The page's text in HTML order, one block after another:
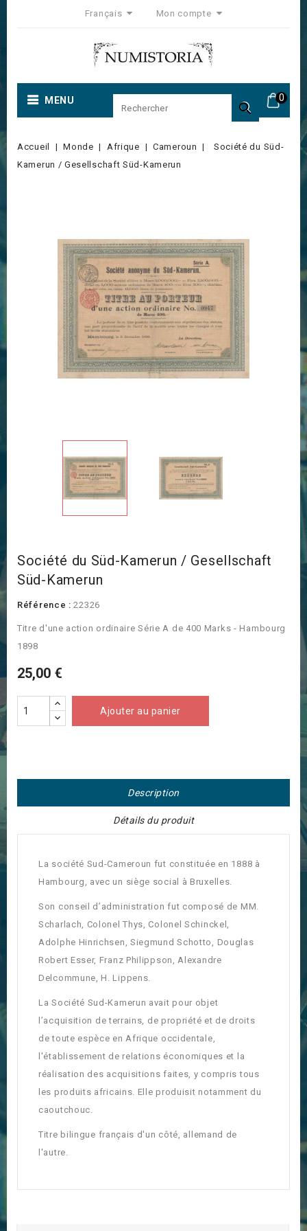
Français Mon compte
0
MENU 
Accueil Monde Afrique Cameroun
Société du Süd-
Kamerun / Gesellschaft Süd-Kamerun
Société du Süd-Kamerun / Gesellschaft
Süd-Kamerun
Référence : 22326
Titre d'une action ordinaire Série A de 400 Marks - Hambourg
1898
25,00 €
Ajouter au panier
Description
Détails du produit
La société Sud-Cameroun fut constituée en 1888 à
Hambourg, avec un siège social à Bruxelles.
Son conseil d’administration fut composé de MM.
Scharlach, Colonel Thys, Colonel Schinckel,
Adolphe Hinrichsen, Siegmund Schotto, Douglas
Robert Esser, Franz Philippson, Alexandre
Delcommune, H. Lippens.
La Société Sud-Kamerun avait pour objet
l’acquisition de terrains, de propriété et de droits
de toute espèce en Afrique occidentale,
l'établissement de relations économiques et la
réalisation des acquisitions faites, y compris tous
les produits africains. Elle produisit notamment du
caoutchouc.
Titre bilingue français d'un côté, allemand de
l'autre.